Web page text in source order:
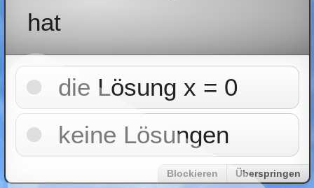
hat
die Lösung x = 0
keine Lösungen
Blockieren Überspringen